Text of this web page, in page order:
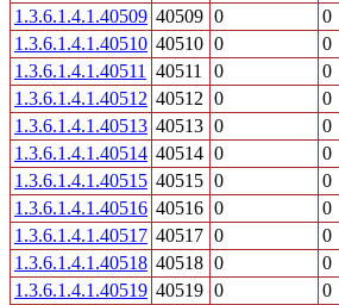
1.3.6.1.4.1.40509 40509 0 0
1.3.6.1.4.1.40510 40510 0 0
1.3.6.1.4.1.40511
40511 0 0
1.3.6.1.4.1.40512 40512 0 0
1.3.6.1.4.1.40513 40513 0 0
1.3.6.1.4.1.40514 40514 0 0
1.3.6.1.4.1.40515 40515 0 0
1.3.6.1.4.1.40516 40516 0 0
1.3.6.1.4.1.40517 40517 0 0
1.3.6.1.4.1.40518 40518 0 0
1.3.6.1.4.1.40519 40519 0 0